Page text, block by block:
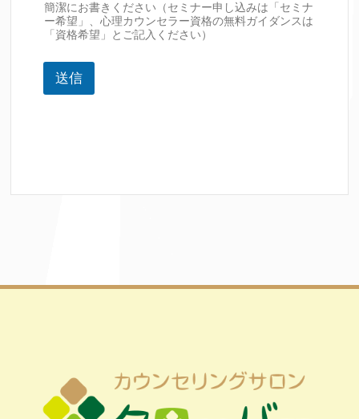
簡潔にお書きください（セミナー申し込みは「セミナ
ー希望」、心理カウンセラー資格の無料ガイダンスは
「資格希望」とご記入ください）
送信